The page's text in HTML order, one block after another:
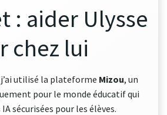
: aider Ulysse
chez lui
utilisé la plateforme Mizou, un
pour le monde éducatif qui
sécurisées pour les élèves.